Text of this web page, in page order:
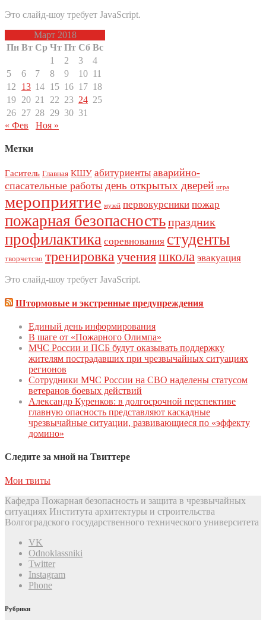
Это слайд-шоу требует JavaScript.
Март 2018
Пн Вт Ср Чт Пт Сб Вс
1
2 3
4
5
6 7 8 9 10 11
12
13 14 15 16 17 18
19 20 21 22 23 24 25
26 27 28 29 30 31
« Фев
Ноя »
Метки
Гаситель Главная КШУ абитуриенты аварийно-
спасательные работы день открытых дверей игра
мероприятие музей первокурсники пожар
пожарная безопасностьпраздник
профилактика соревнования студенты
творчетсво тренировкаученияшкола эвакуация
Это слайд-шоу требует JavaScript.
Штормовые и экстренные предупреждения
Единый день инфoрмирoвания
В шаге от «Пожарного Олимпа»
МЧС России и ПСБ будут оказывать поддержку
жителям пострадавших при чрезвычайных ситуациях
регионов
Сотрудники МЧС России на СВО наделены статусом
ветеранов боевых действий
Александр Куренков: в долгосрочной перспективе
главную опасность представляют каскадные
чрезвычайные ситуации, развивающиеся по «эффекту
домино»
Следите за мной на Твиттере
Мои твиты
Кафедра Пожарная безопасность и защита в чрезвычайных
ситуациях Института архитектуры и строительства
Волгоградского государственного технического университета
VK
Odnoklassniki
Twitter
Instagram
Phone
Рубрики